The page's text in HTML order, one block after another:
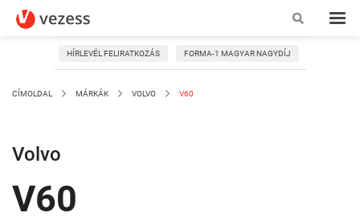
HÍRLEVÉL FELIRATKOZÁS FORMA-1 MAGYAR NAGYDÍJ
CÍMOLDAL MÁRKÁK VOLVO V60
Volvo
V60